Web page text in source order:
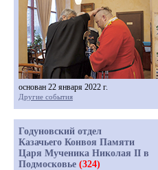
основан 22 января 2022 г.
Другие события
Годуновский отдел
Казачьего Конвоя Памяти
Царя Мученика Николая II в
Подмосковье (324)